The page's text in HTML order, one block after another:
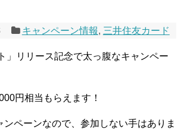
キャンペーン情報, 三井住友カード
」リリース記念で太っ腹なキャンペー
円相当もらえます！
ペーンなので、参加しない手はありま